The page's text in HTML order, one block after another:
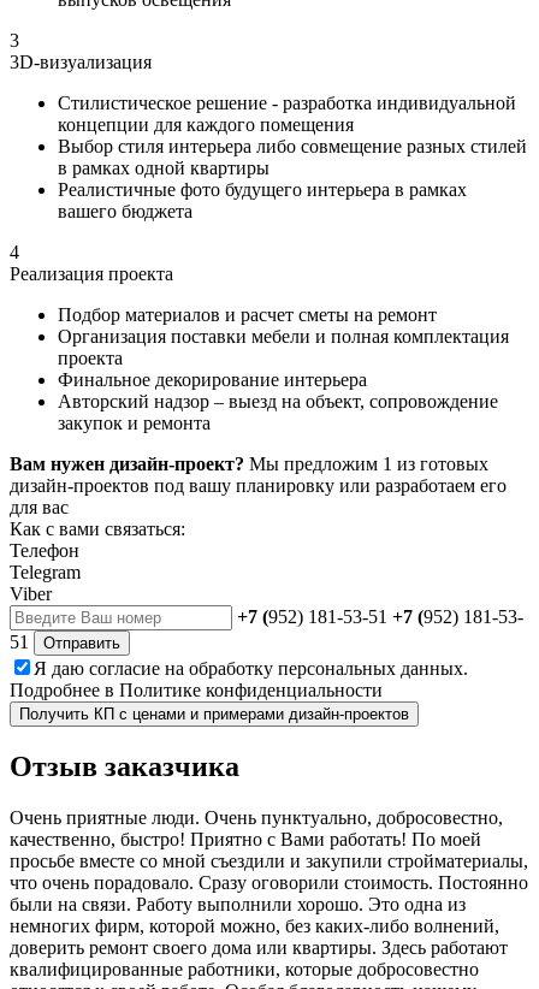
3
3D-визуализация
Стилистическое решение - разработка индивидуальной
концепции для каждого помещения
Выбор стиля интерьера либо совмещение разных стилей
в рамках одной квартиры
Реалистичные фото будущего интерьера в рамках
вашего бюджета
4
Реализация проекта
Подбор материалов и расчет сметы на ремонт
Организация поставки мебели и полная комплектация
проекта
Финальное декорирование интерьера
Авторский надзор – выезд на объект, сопровождение
закупок и ремонта
Вам нужен дизайн-проект? Мы предложим 1 из готовых
дизайн-проектов под вашу планировку или разработаем его
для вас
Как с вами связаться:
Телефон
Telegram
Viber
+7 (952) 181-53-51 +7 (952) 181-53-
51
Отправить
Я даю согласие на обработку персональных данных.
Подробнее в Политике конфиденциальности
Получить КП с ценами и примерами дизайн-проектов
Отзыв заказчика
Очень приятные люди. Очень пунктуально, добросовестно,
качественно, быстро! Приятно с Вами работать! По моей
просьбе вместе со мной съездили и закупили стройматериалы,
что очень порадовало. Сразу оговорили стоимость. Постоянно
были на связи. Работу выполнили хорошо. Это одна из
немногих фирм, которой можно, без каких-либо волнений,
доверить ремонт своего дома или квартиры. Здесь работают
квалифицированные работники, которые добросовестно